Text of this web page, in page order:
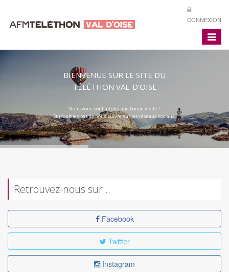
CONNEXION
Toggle
BIENVENUE SUR LE SITE DU
TÉLÉTHON VAL-D'OISE
Nous vous souhaitons une bonne visite !
Et n'oubliez pas de nous suivre sur les réseaux sociaux.
Retrouvez-nous sur…
Facebook
Twitter
Instagram